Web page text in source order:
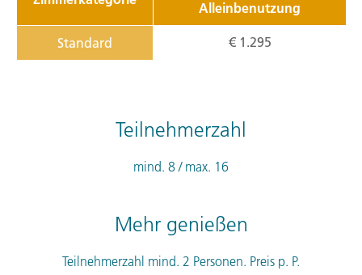
Alleinbenutzung
Standard € 1.295
Teilnehmerzahl
mind. 8 / max. 16
Mehr genießen
Teilnehmerzahl mind. 2 Personen. Preis p. P.